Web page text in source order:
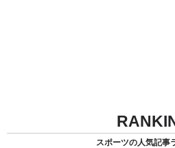
スポーツの人気記事